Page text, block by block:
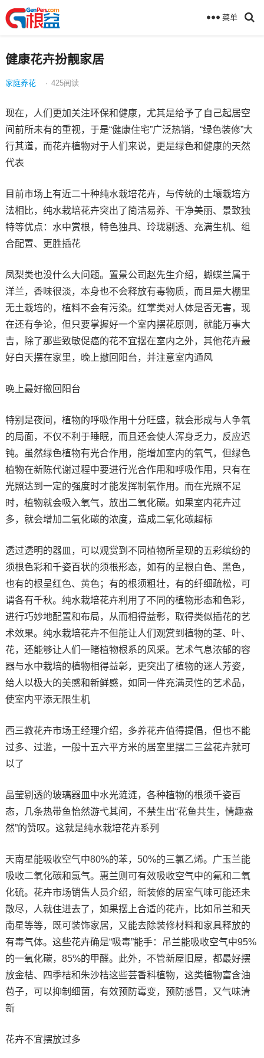
菜单
健康花卉扮靓家居
家庭养花 · 425阅读
现在，人们更加关注环保和健康，尤其是给予了自己起居空
间前所未有的重视，于是“健康住宅”广泛热销，“绿色装修”大
行其道，而花卉植物对于人们来说，更是绿色和健康的天然
代表
目前市场上有近二十种纯水栽培花卉，与传统的土壤栽培方
法相比，纯水栽培花卉突出了简洁易养、干净美丽、景致独
特等优点：水中赏根，特色独具、玲珑剔透、充满生机、组
合配置、更胜插花
凤梨类也没什么大问题。置景公司赵先生介绍，蝴蝶兰属于
洋兰，香味很淡，本身也不会释放有毒物质，而且是大棚里
无土栽培的，植料不会有污染。红掌类对人体是否无害，现
在还有争论，但只要掌握好一个室内摆花原则，就能万事大
吉，除了那些致敏促癌的花不宜摆在室内之外，其他花卉最
好白天摆在家里，晚上撤回阳台，并注意室内通风
晚上最好撤回阳台
特别是夜间，植物的呼吸作用十分旺盛，就会形成与人争氧
的局面，不仅不利于睡眠，而且还会使人浑身乏力，反应迟
钝。虽然绿色植物有光合作用，能增加室内的氧气，但绿色
植物在新陈代谢过程中要进行光合作用和呼吸作用，只有在
光照达到一定的强度时才能发挥制氧作用。而在光照不足
时，植物就会吸入氧气，放出二氧化碳。如果室内花卉过
多，就会增加二氧化碳的浓度，造成二氧化碳超标
透过透明的器皿，可以观赏到不同植物所呈现的五彩缤纷的
须根色彩和千姿百状的须根形态，如有的呈根白色、黑色，
也有的根呈红色、黄色；有的根须粗壮，有的纤细疏松，可
谓各有千秋。纯水栽培花卉利用了不同的植物形态和色彩，
进行巧妙地配置和布局，从而相得益彰，取得类似插花的艺
术效果。纯水栽培花卉不但能让人们观赏到植物的茎、叶、
花，还能够让人们一睹植物根系的风采。艺术气息浓郁的容
器与水中栽培的植物相得益彰，更突出了植物的迷人芳姿，
给人以极大的美感和新鲜感，如同一件充满灵性的艺术品，
使室内平添无限生机
西三教花卉市场王经理介绍，多养花卉值得提倡，但也不能
过多、过滥，一般十五六平方米的居室里摆二三盆花卉就可
以了
晶莹剔透的玻璃器皿中水光涟涟，各种植物的根须千姿百
态，几条热带鱼怡然游弋其间，不禁生出“花鱼共生，情趣盎
然”的赞叹。这就是纯水栽培花卉系列
天南星能吸收空气中80%的苯，50%的三氯乙烯。广玉兰能
吸收二氧化碳和氯气。惠兰则可有效吸收空气中的氟和二氧
化硫。花卉市场销售人员介绍，新装修的居室气味可能还未
散尽，人就住进去了，如果摆上合适的花卉，比如吊兰和天
南星等等，既可装饰家居，又能去除装修材料和家具释放的
有毒气体。这些花卉确是“吸毒”能手：吊兰能吸收空气中95%
的一氧化碳，85%的甲醛。此外，不管新屋旧屋，都最好摆
放金桔、四季桔和朱沙桔这些芸香科植物，这类植物富含油
苞子，可以抑制细菌，有效预防霉变，预防感冒，又气味清
新
花卉不宜摆放过多